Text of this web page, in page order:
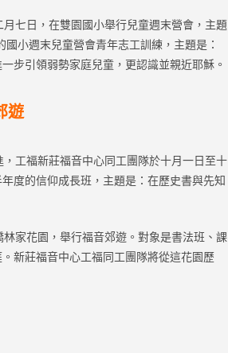
七日，在雙園國小舉行兒童週末營會，主題
小週末兒童營會青年志工訓練，主題是：
步引領弱勢家庭兒童，更認識並親近耶穌。
遊
工福新莊福音中心同工團隊於十月一日至十
度的信仰成長班，主題是：在歷史書與先知
家花園，舉行福音郊遊。對象是書法班、課
新莊福音中心工福同工團隊將從這花園歷